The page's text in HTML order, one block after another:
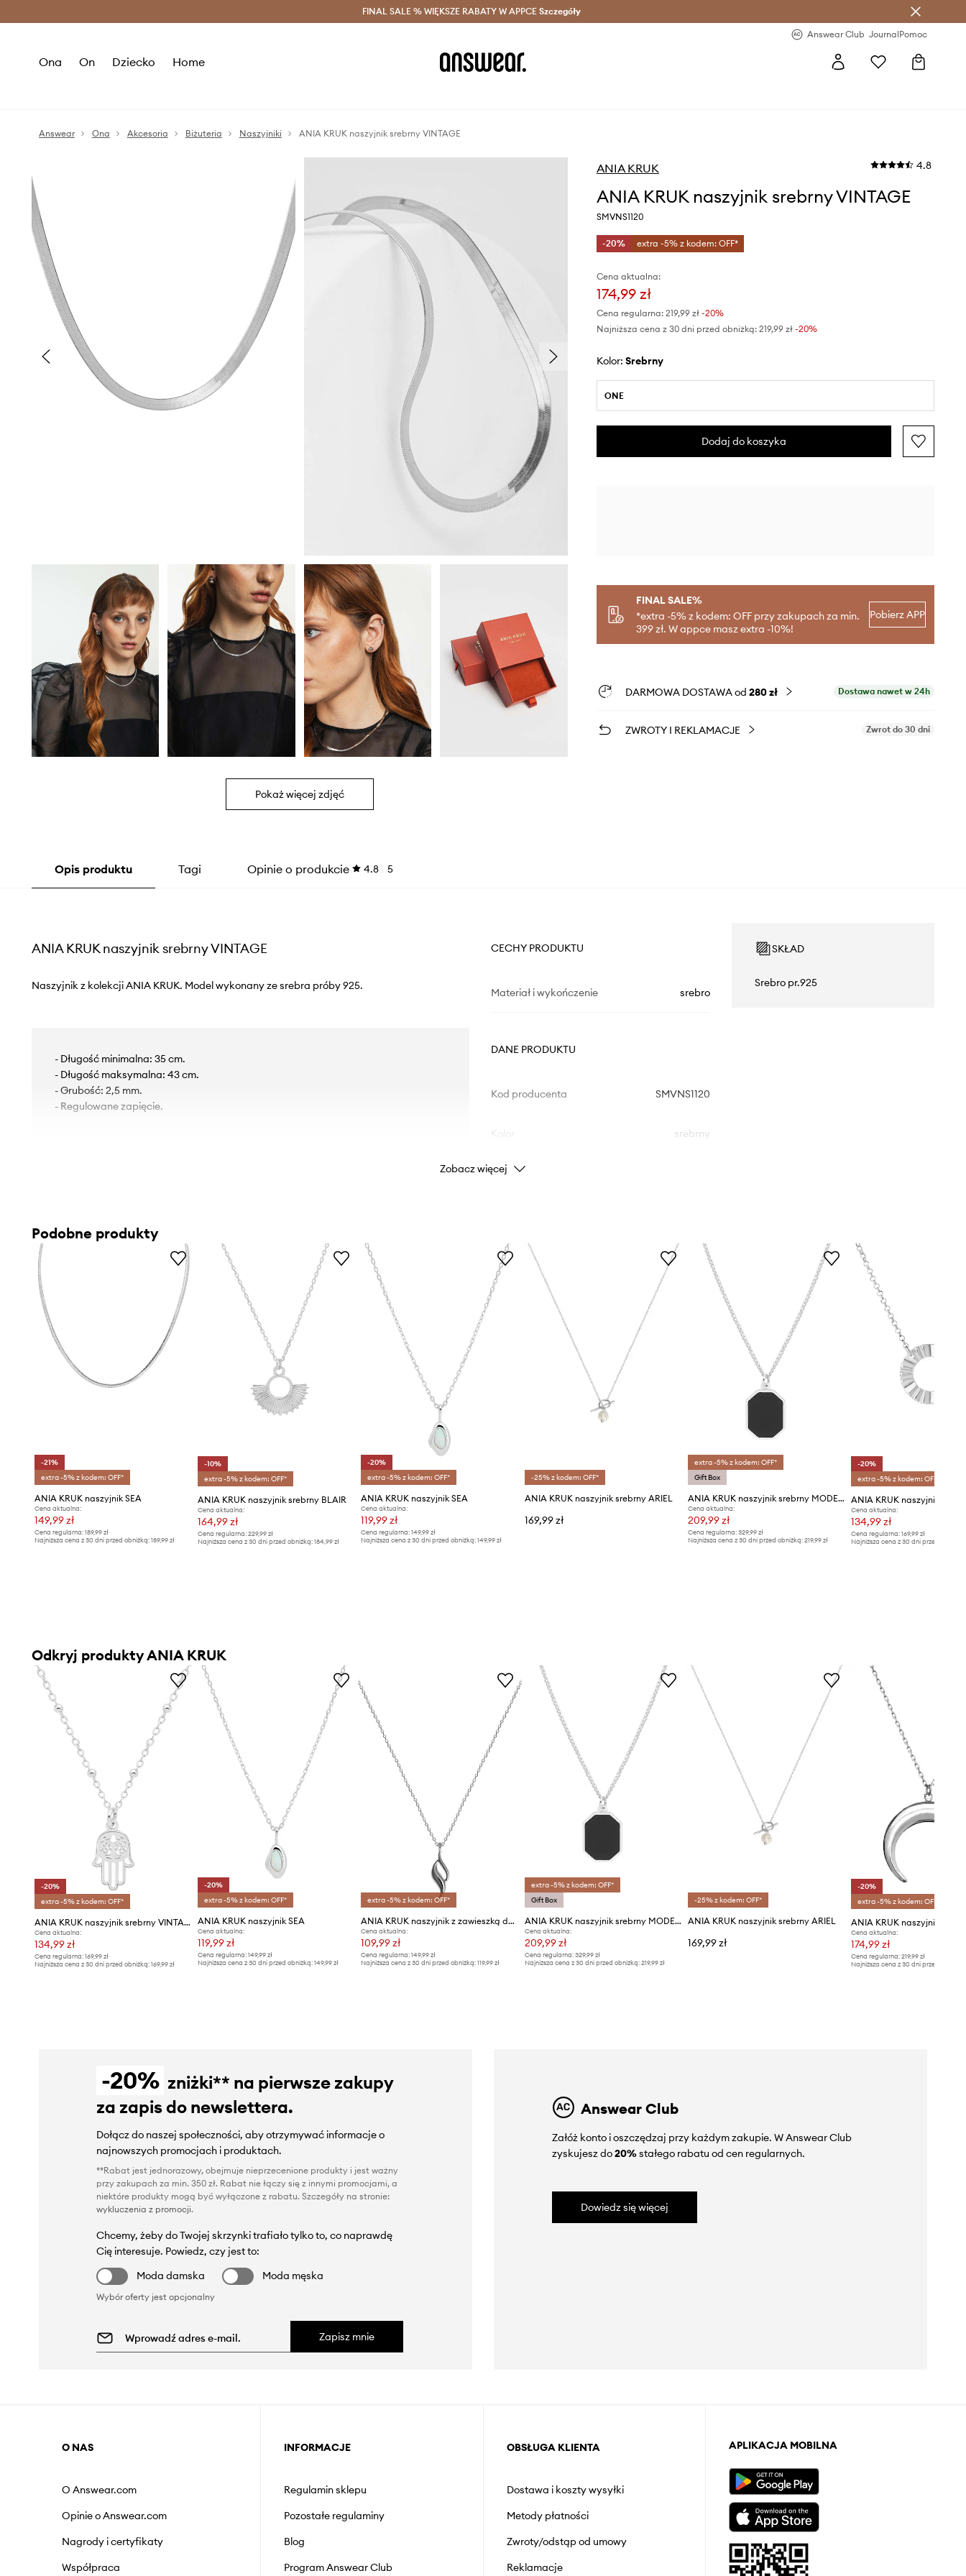
Oszczędzaj z Answear Club > Dostawa nawet w 24h >
FINAL SALE % WIĘKSZE RABATY W APPCE Szczegóły
Answear Club JournalPomoc
Ona On Dziecko Home
Answear Ona Akcesoria Biżuteria Naszyjniki ANIA KRUK naszyjnik srebrny VINTAGE
Pokaż więcej zdjęć
ANIA KRUK 4.8
ANIA KRUK naszyjnik srebrny VINTAGE
SMVNS1120
-20% extra -5% z kodem: OFF*
Cena aktualna:
174,99 zł
Cena regularna: 219,99 zł-20%
Najniższa cena z 30 dni przed obniżką: 219,99 zł -20%
Kolor: srebrny
ONE
Dodaj do koszyka
FINAL SALE%
*extra -5% z kodem: OFF przy zakupach za min.
399 zł. W appce masz extra -10%!
Pobierz APP
DARMOWA DOSTAWA od 280 zł Dostawa nawet w 24h
ZWROTY I REKLAMACJE Zwrot do 30 dni
Opis produktu Tagi Opinie o produkcie 4.8 5
ANIA KRUK naszyjnik srebrny VINTAGE
Naszyjnik z kolekcji ANIA KRUK. Model wykonany ze srebra próby 925.
- Długość minimalna: 35 cm.
- Długość maksymalna: 43 cm.
- Grubość: 2,5 mm.
- Regulowane zapięcie.
CECHY PRODUKTU
Materiał i wykończenie srebro
DANE PRODUKTU
Kod producenta SMVNS1120
srebrny
Marka
ID Produktu
SKŁAD
Srebro pr.925
Zobacz więcej
Podobne produkty
-21%
extra -5% z kodem: OFF*
ANIA KRUK naszyjnik SEA
Cena aktualna:
149,99 zł
Cena regularna: 189,99 zł
Najniższa cena z 30 dni przed obniżką: 189,99 zł
-10%
extra -5% z kodem: OFF*
ANIA KRUK naszyjnik srebrny BLAIR
Cena aktualna:
164,99 zł
Cena regularna:229,99 zł
Najniższa cena z 30 dni przed obniżką:184,99 zł
-20%
extra -5% z kodem: OFF*
ANIA KRUK naszyjnik SEA
Cena aktualna:
119,99 zł
Cena regularna: 149,99 zł
Najniższa cena z 30 dni przed obniżką: 149,99 zł
-25% z kodem: OFF*
ANIA KRUK naszyjnik srebrny ARIEL
169,99 zł
extra -5% z kodem: OFF*
Gift Box
ANIA KRUK naszyjnik srebrny MODERN
Cena aktualna:
209,99 zł
Cena regularna:329,99 zł
Najniższa cena z 30 dni przed obniżką:219,99 zł
-20%
extra -5% z kodem: OFF*
ANIA KRUK naszyjnik
Cena aktualna:
134,99 zł
Cena regularna: 169,99 zł
Najniższa cena z 30 dni przed obniżką:
Odkryj produkty ANIA KRUK
-20%
extra -5% z kodem: OFF*
ANIA KRUK naszyjnik srebrny VINTAGE
Cena aktualna:
134,99 zł
Cena regularna: 169,99 zł
Najniższa cena z 30 dni przed obniżką: 169,99 zł
-20%
extra -5% z kodem: OFF*
ANIA KRUK naszyjnik SEA
Cena aktualna:
119,99 zł
Cena regularna:149,99 zł
Najniższa cena z 30 dni przed obniżką:149,99 zł
extra -5% z kodem: OFF*
ANIA KRUK naszyjnik z zawieszką damski srebrny VINTAGE
Cena aktualna:
109,99 zł
Cena regularna: 149,99 zł
Najniższa cena z 30 dni przed obniżką: 119,99 zł
extra -5% z kodem: OFF*
Gift Box
ANIA KRUK naszyjnik srebrny MODERN
Cena aktualna:
209,99 zł
Cena regularna: 329,99 zł
Najniższa cena z 30 dni przed obniżką: 219,99 zł
-25% z kodem: OFF*
ANIA KRUK naszyjnik srebrny ARIEL
169,99 zł
-20%
extra -5% z kodem: OFF*
ANIA KRUK naszyjnik
Cena aktualna:
174,99 zł
Cena regularna: 219,99 zł
Najniższa cena z 30 dni przed obniżką:
-20% zniżki** na pierwsze zakupy
za zapis do newslettera.
Dołącz do naszej społeczności, aby otrzymywać informacje o
najnowszych promocjach i produktach.
**Rabat jest jednorazowy, obejmuje nieprzecenione produkty i jest ważny
przy zakupach za min. 350 zł. Rabat nie łączy się z innymi promocjami, a
niektóre produkty mogą być wyłączone z rabatu. Szczegóły na stronie:
wykluczenia z promocji.
Chcemy, żeby do Twojej skrzynki trafiało tylko to, co naprawdę
Cię interesuje. Powiedz, czy jest to:
Moda damska
Moda męska
Wybór oferty jest opcjonalny
Zapisz mnie
Answear Club
Załóż konto i oszczędzaj przy każdym zakupie. W Answear Club
zyskujesz do20%stałego rabatu od cen regularnych.
Dowiedz się więcej
O NAS
O Answear.com
Opinie o Answear.com
Nagrody i certyfikaty
Współpraca
INFORMACJE
Regulamin sklepu
Pozostałe regulaminy
Blog
Program Answear Club
OBSŁUGA KLIENTA
Dostawa i koszty wysyłki
Metody płatności
Zwroty/odstąp od umowy
Reklamacje
APLIKACJA MOBILNA